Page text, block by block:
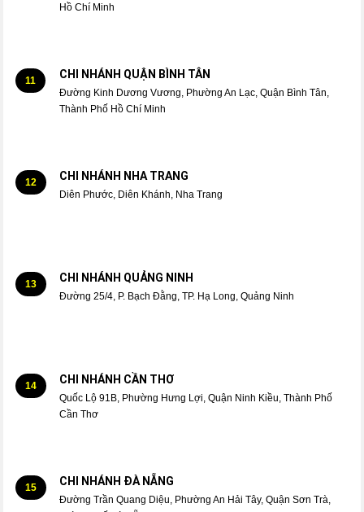
Hồ Chí Minh
11 CHI NHÁNH QUẬN BÌNH TÂN
Đường Kinh Dương Vương, Phường An Lạc, Quận Bình Tân,
Thành Phố Hồ Chí Minh
12 CHI NHÁNH NHA TRANG
Diên Phước, Diên Khánh, Nha Trang
13 CHI NHÁNH QUẢNG NINH
Đường 25/4, P. Bạch Đằng, TP. Hạ Long, Quảng Ninh
14 CHI NHÁNH CẦN THƠ
Quốc Lộ 91B, Phường Hưng Lợi, Quận Ninh Kiều, Thành Phố
Cần Thơ
15 CHI NHÁNH ĐÀ NẴNG
Đường Trần Quang Diệu, Phường An Hải Tây, Quận Sơn Trà,